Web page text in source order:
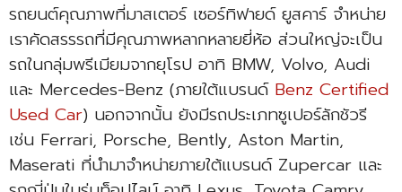
รถยนต์คุณภาพที่มาสเตอร์ เซอร์ทิฟายด์ ยูสคาร์ จำหน่าย
เราคัดสรรรถที่มีคุณภาพหลากหลายยี่ห้อ ส่วนใหญ่จะเป็น
รถในกลุ่มพรีเมียมจากยุโรป อาทิ BMW, Volvo, Audi
และ Mercedes-Benz (ภายใต้แบรนด์ Benz Certified
Used Car) นอกจากนั้น ยังมีรถประเภทซูเปอร์ลักชัวรี
เช่น Ferrari, Porsche, Bently, Aston Martin,
Maserati ที่นำมาจำหน่ายภายใต้แบรนด์ Zupercar และ